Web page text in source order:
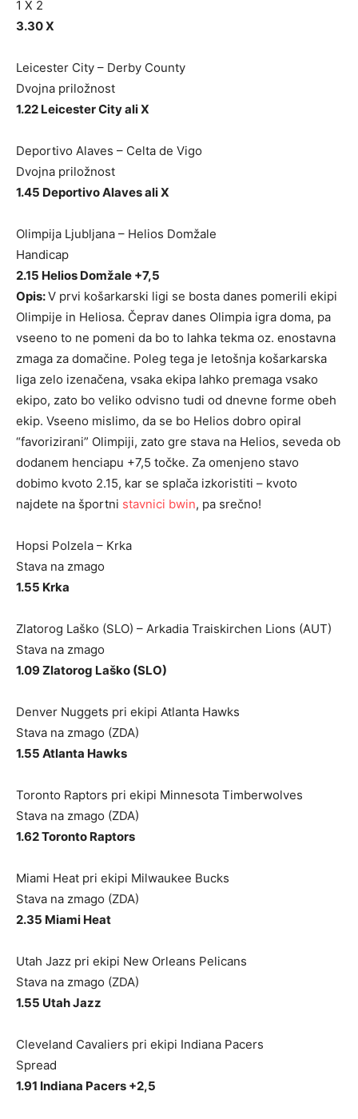
1 X 2
3.30 X
Leicester City – Derby County
Dvojna priložnost
1.22 Leicester City ali X
Deportivo Alaves – Celta de Vigo
Dvojna priložnost
1.45 Deportivo Alaves ali X
Olimpija Ljubljana – Helios Domžale
Handicap
2.15 Helios Domžale +7,5
Opis:V prvi košarkarski ligi se bosta danes pomerili ekipi
Olimpije in Heliosa. Čeprav danes Olimpia igra doma, pa
vseeno to ne pomeni da bo to lahka tekma oz. enostavna
zmaga za domačine. Poleg tega je letošnja košarkarska
liga zelo izenačena, vsaka ekipa lahko premaga vsako
ekipo, zato bo veliko odvisno tudi od dnevne forme obeh
ekip. Vseeno mislimo, da se bo Helios dobro opiral
“favorizirani” Olimpiji, zato gre stava na Helios, seveda ob
dodanem henciapu +7,5 točke. Za omenjeno stavo
dobimo kvoto 2.15, kar se splača izkoristiti – kvoto
najdete na športni stavnici bwin, pa srečno!
Hopsi Polzela – Krka
Stava na zmago
1.55 Krka
Zlatorog Laško (SLO) – Arkadia Traiskirchen Lions (AUT)
Stava na zmago
1.09 Zlatorog Laško (SLO)
Denver Nuggets pri ekipi Atlanta Hawks
Stava na zmago (ZDA)
1.55 Atlanta Hawks
Toronto Raptors pri ekipi Minnesota Timberwolves
Stava na zmago (ZDA)
1.62 Toronto Raptors
Miami Heat pri ekipi Milwaukee Bucks
Stava na zmago (ZDA)
2.35 Miami Heat
Utah Jazz pri ekipi New Orleans Pelicans
Stava na zmago (ZDA)
1.55 Utah Jazz
Cleveland Cavaliers pri ekipi Indiana Pacers
Spread
1.91 Indiana Pacers +2,5